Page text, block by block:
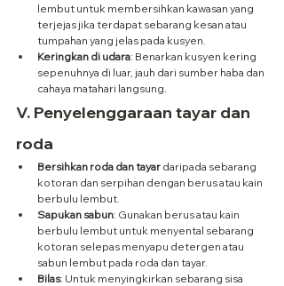
lembut untuk membersihkan kawasan yang
terjejas jika terdapat sebarang kesan atau
tumpahan yang jelas pada kusyen.
Keringkan di udara: Benarkan kusyen kering
sepenuhnya di luar, jauh dari sumber haba dan
cahaya matahari langsung.
V. Penyelenggaraan tayar dan
roda
Bersihkan roda dan tayar daripada sebarang
kotoran dan serpihan dengan berus atau kain
berbulu lembut.
Sapukan sabun: Gunakan berus atau kain
berbulu lembut untuk menyental sebarang
kotoran selepas menyapu detergen atau
sabun lembut pada roda dan tayar.
Bilas: Untuk menyingkirkan sebarang sisa